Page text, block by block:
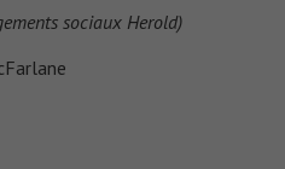
sociaux Herold)